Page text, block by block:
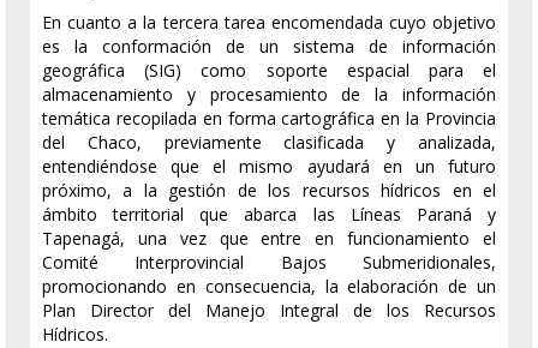
En cuanto a la tercera tarea encomendada cuyo objetivo
es la conformación de un sistema de información
geográfica (SIG) como soporte espacial para el
almacenamiento y procesamiento de la información
temática recopilada en forma cartográfica en la Provincia
del Chaco, previamente clasificada y analizada,
entendiéndose que el mismo ayudará en un futuro
próximo, a la gestión de los recursos hídricos en el
ámbito territorial que abarca las Líneas Paraná y
Tapenagá, una vez que entre en funcionamiento el
Comité Interprovincial Bajos Submeridionales,
promocionando en consecuencia, la elaboración de un
Plan Director del Manejo Integral de los Recursos
Hídricos.